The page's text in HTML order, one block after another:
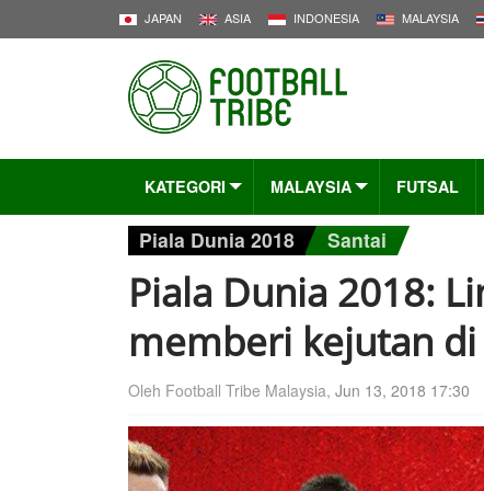
JAPAN ASIA INDONESIA MALAYSIA
KATEGORI MALAYSIA FUTSAL
Piala Dunia 2018 Santai
Piala Dunia 2018:
memberi kejutan di
Oleh Football Tribe Malaysia, Jun 13, 2018 17:30